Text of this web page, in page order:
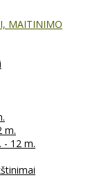
MAITINIMO
m.
12 m.